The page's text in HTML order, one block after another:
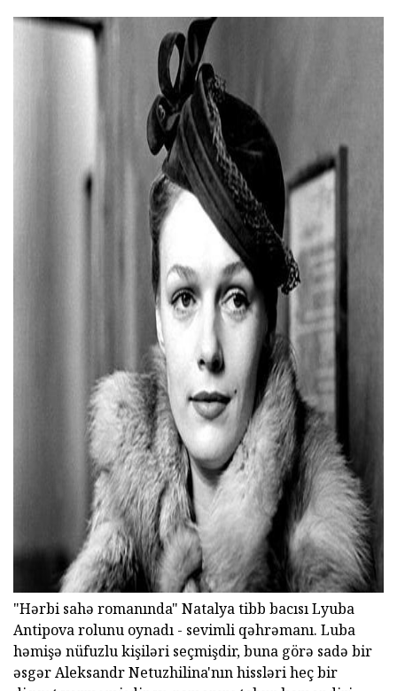
ad
"Hərbi sahə romanında" Natalya tibb bacısı Lyuba
Antipova rolunu oynadı - sevimli qəhrəmanı. Luba
həmişə nüfuzlu kişiləri seçmişdir, buna görə sadə bir
əsgər Aleksandr Netuzhilina'nın hissləri heç bir